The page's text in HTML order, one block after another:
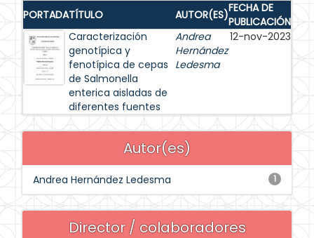
PORTADATÍTULO AUTOR(ES)FECHA DE
PUBLICACIÓN
Caracterización
genotípica y
fenotípica de cepas
de Salmonella
enterica aisladas de
diferentes fuentes
Andrea
Hernández
Ledesma
12-nov-2023
Autor(es)
1
Andrea Hernández Ledesma
Director / colaboradores